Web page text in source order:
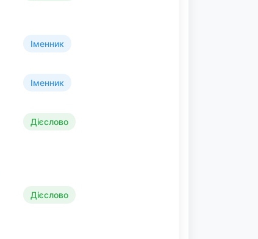
Іменник
Іменник
Дієслово
Дієслово